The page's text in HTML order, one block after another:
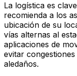
La logística es
recomienda a los
ubicación de su
vías alternas al
aplicaciones de
evitar
aledaños.